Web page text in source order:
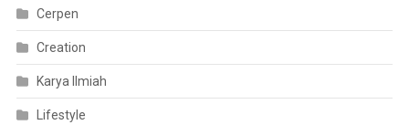
Cerpen
Creation
Karya Ilmiah
Lifestyle